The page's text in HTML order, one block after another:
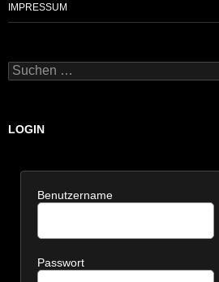
IMPRESSUM
Suchen
nach:
LOGIN
Benutzername
Passwort